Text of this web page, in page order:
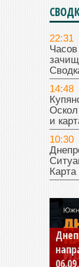
22:31
14:48
и
10:30